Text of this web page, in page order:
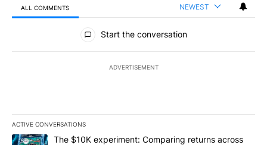
ALL COMMENTS NEWEST
All Comments
Start the conversation
ADVERTISEMENT
ACTIVE CONVERSATIONS
The following is a list of the most commented articles in the last
A trending article titled "The $10K experiment: Comparing
The $10K experiment: Comparing returns across